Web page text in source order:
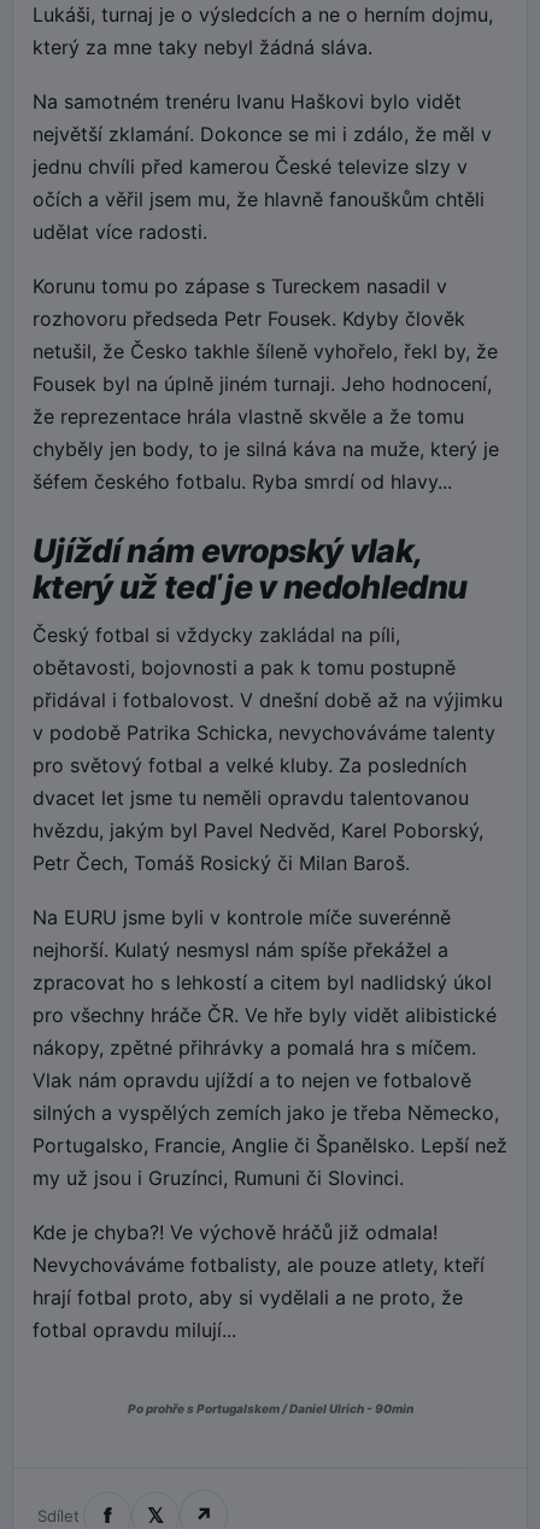
Lukáši, turnaj je o výsledcích a ne o herním dojmu,
který za mne taky nebyl žádná sláva.
Na samotném trenéru Ivanu Haškovi bylo vidět
největší zklamání. Dokonce se mi i zdálo, že měl v
jednu chvíli před kamerou České televize slzy v
očích a věřil jsem mu, že hlavně fanouškům chtěli
udělat více radosti.
Korunu tomu po zápase s Tureckem nasadil v
rozhovoru předseda Petr Fousek. Kdyby člověk
netušil, že Česko takhle šíleně vyhořelo, řekl by, že
Fousek byl na úplně jiném turnaji. Jeho hodnocení,
že reprezentace hrála vlastně skvěle a že tomu
chyběly jen body, to je silná káva na muže, který je
šéfem českého fotbalu. Ryba smrdí od hlavy...
Ujíždí nám evropský vlak,
který už teď je v nedohlednu
Český fotbal si vždycky zakládal na píli,
obětavosti, bojovnosti a pak k tomu postupně
přidával i fotbalovost. V dnešní době až na výjimku
v podobě Patrika Schicka, nevychováváme talenty
pro světový fotbal a velké kluby. Za posledních
dvacet let jsme tu neměli opravdu talentovanou
hvězdu, jakým byl Pavel Nedvěd, Karel Poborský,
Petr Čech, Tomáš Rosický či Milan Baroš.
Na EURU jsme byli v kontrole míče suverénně
nejhorší. Kulatý nesmysl nám spíše překážel a
zpracovat ho s lehkostí a citem byl nadlidský úkol
pro všechny hráče ČR. Ve hře byly vidět alibistické
nákopy, zpětné přihrávky a pomalá hra s míčem.
Vlak nám opravdu ujíždí a to nejen ve fotbalově
silných a vyspělých zemích jako je třeba Německo,
Portugalsko, Francie, Anglie či Španělsko. Lepší než
my už jsou i Gruzínci, Rumuni či Slovinci.
Kde je chyba?! Ve výchově hráčů již odmala!
Nevychováváme fotbalisty, ale pouze atlety, kteří
hrají fotbal proto, aby si vydělali a ne proto, že
fotbal opravdu milují...
Po prohře s Portugalskem / Daniel Ulrich - 90min
Sdílet f 𝕏 ↗